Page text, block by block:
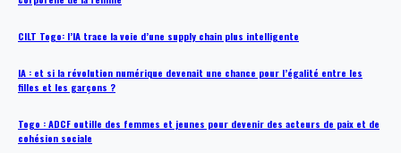
CILT Togo: l’IA trace la voie d’une supply chain plus intelligente
IA : et si la révolution numérique devenait une chance pour l’égalité entre les
filles et les garçons ?
Togo : ADCF outille des femmes et jeunes pour devenir des acteurs de paix et de
cohésion sociale